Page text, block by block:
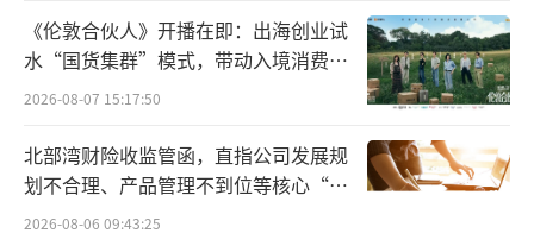
0%。
对于运动服饰行业的库存数据，361度存货
周转天数109天，通过“订-补-调”柔性供应
链，Q2主动去化2024年库存2.22亿元，为下半
年新品腾空间。
《伦敦合伙人》开播在即：出海创业试
水“国货集群”模式，带动入境消费反
向种草
2026-08-07 15:17:50
北部湾财险收监管函，直指公司发展规
划不合理、产品管理不到位等核心“痛
点”
2026-08-06 09:43:25